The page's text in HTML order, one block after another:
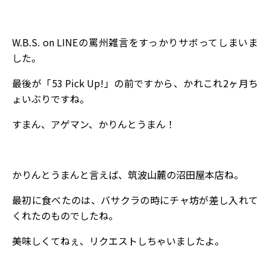
W.B.S. on LINEの罵州雑言をすっかりサボってしまいま
した。
最後が「53 Pick Up!」の前ですから、かれこれ2ヶ月ち
ょいぶりですね。
すまん、アゲマン、かりんとうまん！
かりんとうまんと言えば、筑波山麓の沼田屋本店ね。
最初に食べたのは、バサクラの時にチャ坊が差し入れて
くれたのものでしたね。
美味しくてねぇ、リクエストしちゃいましたよ。